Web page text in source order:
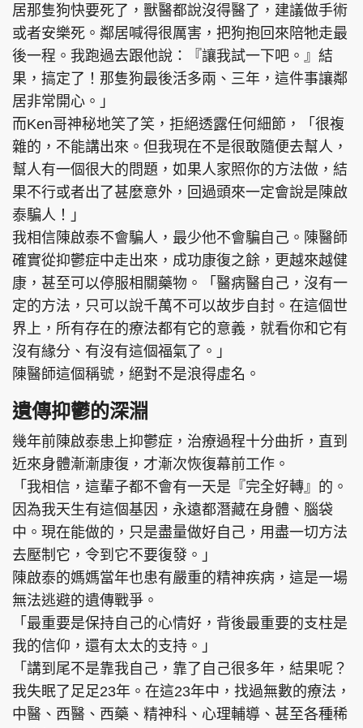
居那隻狗快要死了，獸醫都說沒得醫了，建議做手術
或者安樂死。鄰居喊得很厲害，把狗抱回來陪牠走最
後一程。我跑過去跟他說：『讓我試一下吧。』結
果，搞定了！那隻狗最後活多兩、三年，這件事讓鄰
居非常開心。」
而Ken哥神秘地笑了笑，拒絕透露任何細節，「很複
雜的，不能講出來。但我現在不是很敢隨便去幫人，
幫人有一個很大的問題，如果人家照你的方法做，結
果不行或者出了甚麼意外，回過頭來一定會說是陳啟
泰騙人！」
我相信陳啟泰不會騙人，最少他不會騙自己。陳醫師
確實從抑鬱症中走出來，成功康復之餘，更越來越健
康，甚至可以停服相關藥物。「醫病醫自己，沒有一
定的方法，只可以說千萬不可以故步自封。在這個世
界上，所有存在的療法都有它的意義，就看你和它有
沒有緣分、有沒有這個福氣了。」
陳醫師這個稱號，絕對不是浪得虛名。
遺傳抑鬱的深淵
幾年前陳啟泰患上抑鬱症，治療過程十分曲折，直到
近來身體漸漸康復，才漸次恢復幕前工作。
「我相信，這輩子都不會有一天是『完全好轉』的。
因為我天生有這個基因，永遠都潛藏在身體、腦袋
中。現在能做的，只是盡量做好自己，用盡一切方法
去壓制它，令到它不要復發。」
陳啟泰的媽媽當年也患有嚴重的精神疾病，這是一場
無法逃避的遺傳戰爭。
「最重要是保持自己的心情好，背後最重要的支柱是
我的信仰，還有太太的支持。」
「講到尾不是靠我自己，靠了自己很多年，結果呢？
我失眠了足足23年。在這23年中，找過無數的療法，
中醫、西醫、西藥、精神科、心理輔導、甚至各種稀